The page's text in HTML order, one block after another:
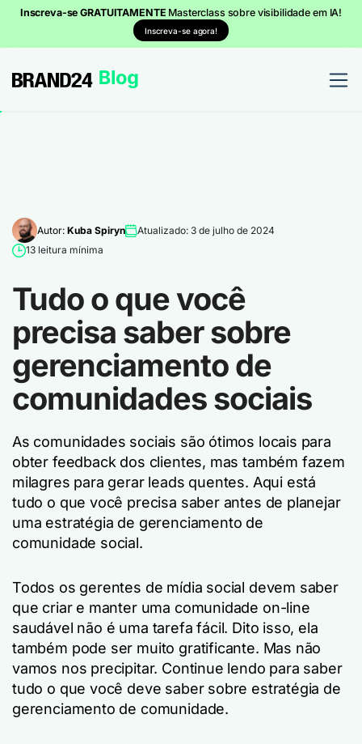
Inscreva-se GRATUITAMENTE Masterclass sobre visibilidade em IA!
Inscreva-se agora!
Autor: Kuba Spiryn
Atualizado: 3 de julho de 2024
13 leitura mínima
Tudo o que você
precisa saber sobre
gerenciamento de
comunidades sociais
As comunidades sociais são ótimos locais para
obter feedback dos clientes, mas também fazem
milagres para gerar leads quentes. Aqui está
tudo o que você precisa saber antes de planejar
uma estratégia de gerenciamento de
comunidade social.
Todos os gerentes de mídia social devem saber
que criar e manter uma comunidade on-line
saudável não é uma tarefa fácil. Dito isso, ela
também pode ser muito gratificante. Mas não
vamos nos precipitar. Continue lendo para saber
tudo o que você deve saber sobre estratégia de
gerenciamento de comunidade.